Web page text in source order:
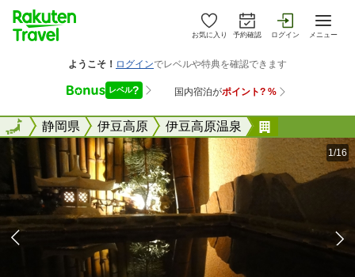
お気に入り 予約確認 ログイン メニュー
全国静岡県 伊豆高原 伊豆高原温泉
全国
1/16